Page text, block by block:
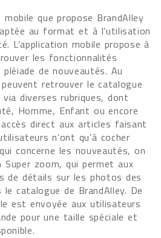
que propose BrandAlley
au format et à l’utilisation
L’application mobile propose à
les fonctionnalités
pléiade de nouveautés. Au
retrouver le catalogue
diverses rubriques, dont
Homme, Enfant ou encore
direct aux articles faisant
n’ont qu’à cocher
concerne les nouveautés, on
zoom, qui permet aux
de détails sur les photos des
catalogue de BrandAlley. De
est envoyée aux utilisateurs
pour une taille spéciale et